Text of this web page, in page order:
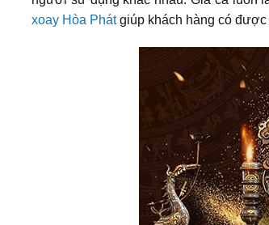
xoay Hòa Phátgiúp khách hàng có